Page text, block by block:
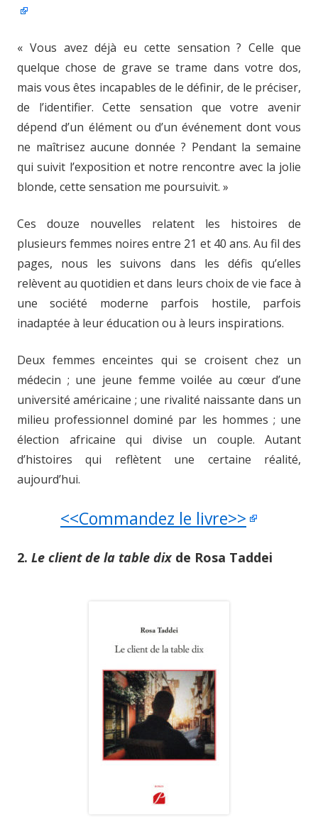
« Vous avez déjà eu cette sensation ? Celle que
quelque chose de grave se trame dans votre dos,
mais vous êtes incapables de le définir, de le préciser,
de l’identifier. Cette sensation que votre avenir
dépend d’un élément ou d’un événement dont vous
ne maîtrisez aucune donnée ? Pendant la semaine
qui suivit l’exposition et notre rencontre avec la jolie
blonde, cette sensation me poursuivit. »
Ces douze nouvelles relatent les histoires de
plusieurs femmes noires entre 21 et 40 ans. Au fil des
pages, nous les suivons dans les défis qu’elles
relèvent au quotidien et dans leurs choix de vie face à
une société moderne parfois hostile, parfois
inadaptée à leur éducation ou à leurs inspirations.
Deux femmes enceintes qui se croisent chez un
médecin ; une jeune femme voilée au cœur d’une
université américaine ; une rivalité naissante dans un
milieu professionnel dominé par les hommes ; une
élection africaine qui divise un couple. Autant
d’histoires qui reflètent une certaine réalité,
aujourd’hui.
<<Commandez le livre>>
2. Le client de la table dixde Rosa Taddei